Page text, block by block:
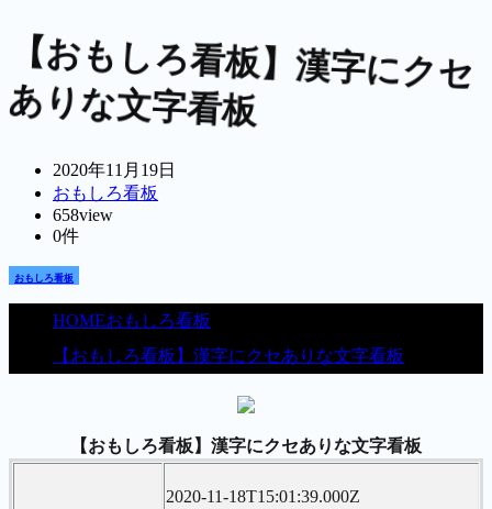
【おもしろ看板】漢字にクセ
ありな文字看板
2020年11月19日
おもしろ看板
658view
0件
おもしろ看板
HOMEおもしろ看板
【おもしろ看板】漢字にクセありな文字看板
【おもしろ看板】漢字にクセありな文字看板
2020-11-18T15:01:39.000Z